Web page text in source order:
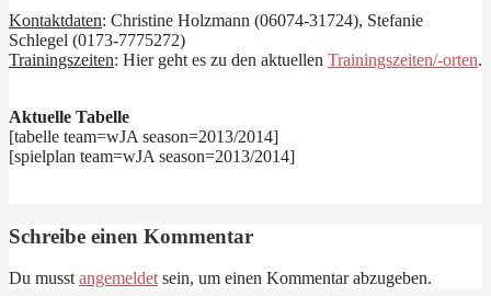
Kontaktdaten: Christine Holzmann (06074-31724), Stefanie
Schlegel (0173-7775272)
Trainingszeiten: Hier geht es zu den aktuellen Trainingszeiten/-orten.
Aktuelle Tabelle
[tabelle team=wJA season=2013/2014]
[spielplan team=wJA season=2013/2014]
Schreibe einen Kommentar
Du musst angemeldet sein, um einen Kommentar abzugeben.